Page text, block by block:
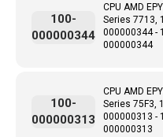
CPU AMD
Series 7713,
000000344 -
000000344
100-
000000344
CPU AMD
Series 75F3,
000000313 -
000000313
100-
000000313